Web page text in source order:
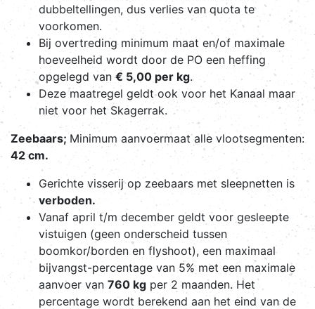
dubbeltellingen, dus verlies van quota te
voorkomen.
Bij overtreding minimum maat en/of maximale
hoeveelheid wordt door de PO een heffing
opgelegd van€ 5,00 per kg.
Deze maatregel geldt ook voor het Kanaal maar
niet voor het Skagerrak.
Zeebaars; Minimum aanvoermaat alle vlootsegmenten:
42 cm.
Gerichte visserij op zeebaars met sleepnetten is
verboden.
Vanaf april t/m december geldt voor gesleepte
vistuigen (geen onderscheid tussen
boomkor/borden en flyshoot), een maximaal
bijvangst-percentage van 5% met een maximale
aanvoer van 760 kg per 2 maanden. Het
percentage wordt berekend aan het eind van de